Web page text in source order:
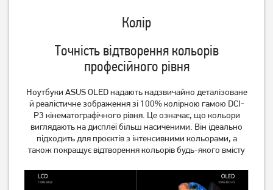
Колір
Точність відтворення кольорів
професійного рівня
Ноутбуки ASUS OLED надають надзвичайно деталізоване
й реалістичне зображення зі 100% колірною гамою DCI-
P3 кінематографічного рівня. Це означає, що кольори
виглядають на дисплеї більш насиченими. Він ідеально
підходить для проєктів з інтенсивними кольорами, а
також покращує відтворення кольорів будь-якого вмісту